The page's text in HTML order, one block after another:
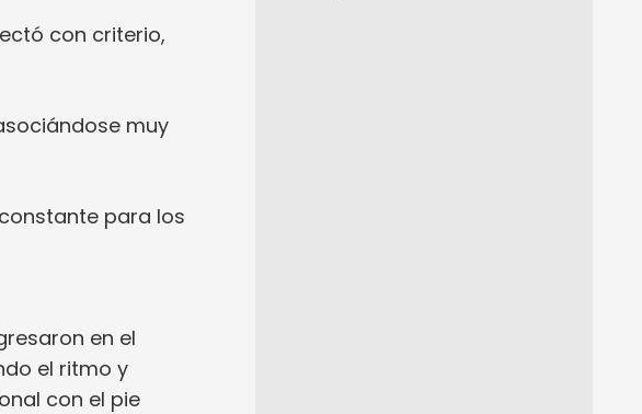
con criterio,
muy
para los
en el
el ritmo y
con el pie